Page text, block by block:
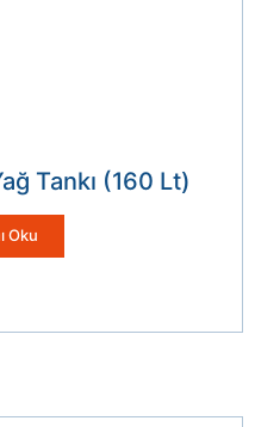
Tankı (160 Lt)
Oku